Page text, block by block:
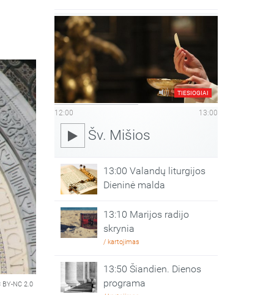
BY-NC 2.0
TIESIOGIAI
12:00 13:00
Šv. Mišios
13:00 Valandų liturgijos
Dieninė malda
13:10 Marijos radijo
skrynia
/ kartojimas
13:50 Šiandien. Dienos
programa